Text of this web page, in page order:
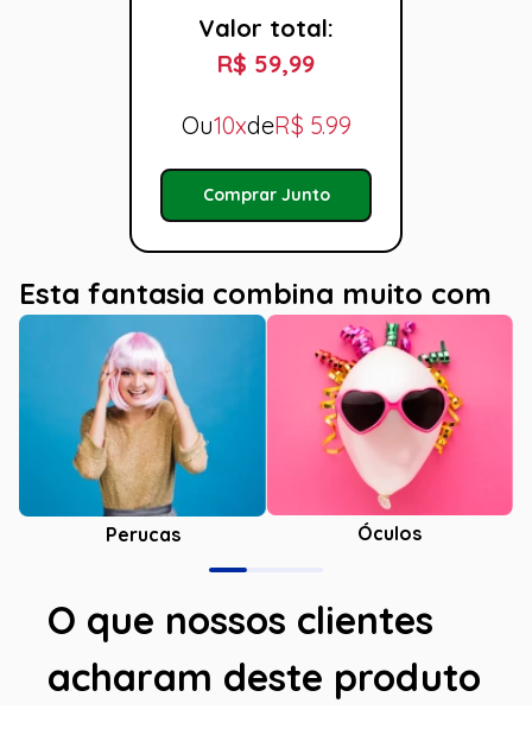
Valor total:
R$ 59,99
Ou10xdeR$ 5.99
Comprar Junto
Esta fantasia combina muito com
Perucas Óculos
O que nossos clientes
acharam deste produto